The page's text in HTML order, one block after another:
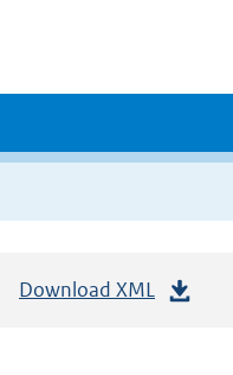
Download XML